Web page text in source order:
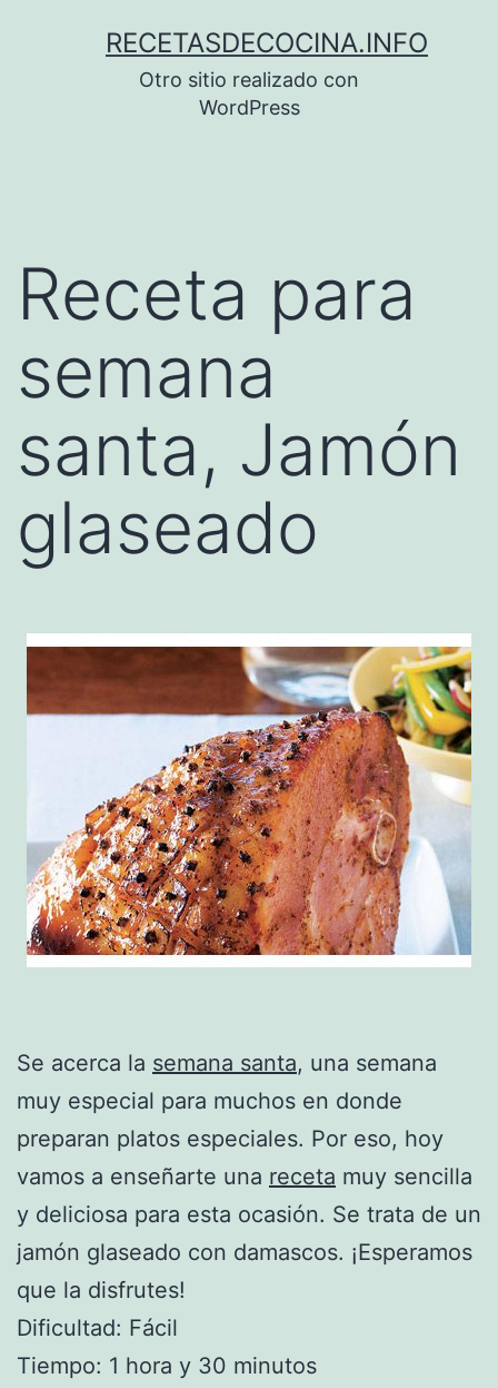
RECETASDECOCINA.INFO
Otro sitio realizado con
WordPress
Receta para
semana
santa, Jamón
glaseado
Se acerca la semana santa, una semana
muy especial para muchos en donde
preparan platos especiales. Por eso, hoy
vamos a enseñarte una receta muy sencilla
y deliciosa para esta ocasión. Se trata de un
jamón glaseado con damascos. ¡Esperamos
que la disfrutes!
Dificultad: Fácil
Tiempo: 1 hora y 30 minutos